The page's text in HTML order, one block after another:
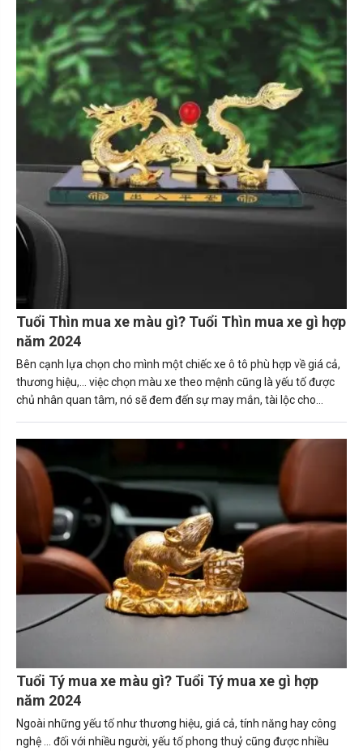
Tuổi Thìn mua xe màu gì? Tuổi Thìn mua xe gì hợp
năm 2024
Bên cạnh lựa chọn cho mình một chiếc xe ô tô phù hợp về giá cả,
thương hiệu,... việc chọn màu xe theo mệnh cũng là yếu tố được
chủ nhân quan tâm, nó sẽ đem đến sự may mắn, tài lộc cho
Mậu Thìn, Nhâm Thìn) mua được chiếc xe ô tô phù hợp. Tuổi thìn
hợp xe màu gì sẽ mang lại may mắn và tài lộc cho gia chủ.
Tuổi Tý mua xe màu gì? Tuổi Tý mua xe gì hợp
năm 2024
Ngoài những yếu tố như thương hiệu, giá cả, tính năng hay công
nghệ … đối với nhiều người, yếu tố phong thuỷ cũng được nhiều